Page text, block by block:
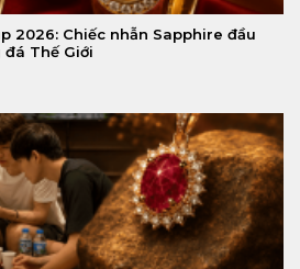
2026: Chiếc nhẫn Sapphire đầu
Thế Giới